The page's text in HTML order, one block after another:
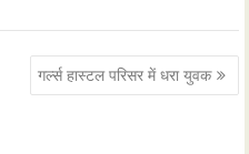
गर्ल्स हास्टल परिसर में धरा युवक